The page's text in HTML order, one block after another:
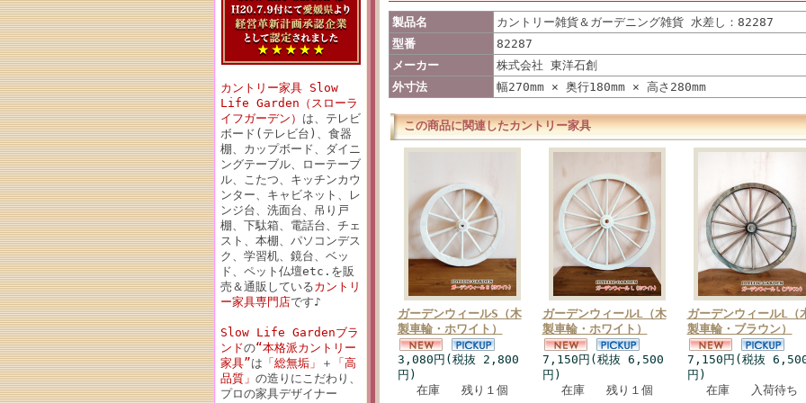
カントリー家具 Slow
Life Garden（スローラ
イフガーデン） は、テレビ
ボード(テレビ台)、食器
棚、カップボード、ダイニ
ングテーブル、ローテーブ
ル、こたつ、キッチンカウ
ンター、キャビネット、レ
ンジ台、洗面台、吊り戸
棚、下駄箱、電話台、チェ
スト、本棚、パソコンデス
ク、学習机、鏡台、ベッ
ド、ペット仏壇etc.を販
売＆通販しているカントリ
ー家具専門店です♪
Slow Life Gardenブラ
ンドの“本格派カントリー
家具”は 「総無垢」 ＋
「高
品質」 の造りにこだわり、
プロの家具デザイナー
製品名
カントリー雑貨＆ガーデニング雑貨 水差し：82287
型番
82287
メーカー
株式会社 東洋石創
外寸法
幅270mm × 奥行180mm × 高さ280mm
この商品に関連したカントリー家具
ガーデンウィールS（木
製車輪・ホワイト）
3,080円(税抜 2,800
円)
在庫 残り１個
ガーデンウィールL（木
製車輪・ホワイト）
7,150円(税抜 6,500
円)
在庫 残り１個
ガーデンウィールL（
製車輪・ブラウン）
7,150円(税抜
円)
在庫 入荷待ち